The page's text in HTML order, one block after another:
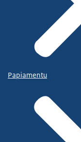
Papiamentu